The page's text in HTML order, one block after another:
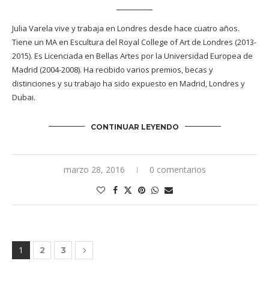
Julia Varela vive y trabaja en Londres desde hace cuatro años.
Tiene un MA en Escultura del Royal College of Art de Londres (2013-
2015). Es Licenciada en Bellas Artes por la Universidad Europea de
Madrid (2004-2008). Ha recibido varios premios, becas y
distinciones y su trabajo ha sido expuesto en Madrid, Londres y
Dubai.
CONTINUAR LEYENDO
marzo 28, 2016 0 comentarios
1 2 3